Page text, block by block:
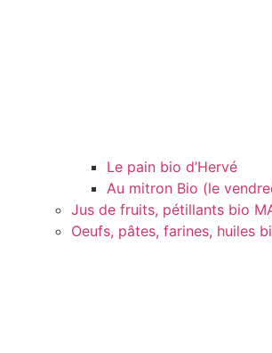
Le pain bio d’Hervé
Au mitron Bio (le
Jus de fruits, pétillants bio
Oeufs, pâtes, farines, huiles